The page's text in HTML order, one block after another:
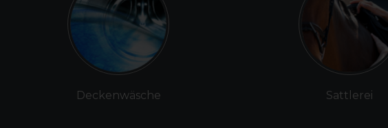
Deckenwäsche Sattlerei